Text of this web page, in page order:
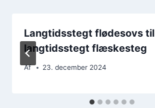
Langtidsstegt flødesovs til
langtidsstegt flæskesteg
Af 23. december 2024